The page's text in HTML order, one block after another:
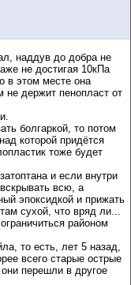
наддув до добра не
не достигая 10кПа
в этом месте она
не держит пенопласт от
болгаркой, то потом
которой придётся
тоже будет
и если внутри
всю, а
эпоксидкой и прижать
сухой, что вряд ли...
районом
то есть, лет 5 назад,
всего старые острые
перешли в другое